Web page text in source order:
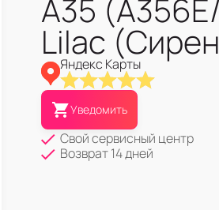
A35
Lilac
Яндекс Карты
Уведомить
Свой сервисный центр
Возврат 14 дней